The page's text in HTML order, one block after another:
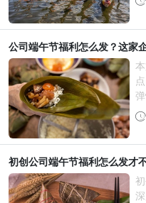
公司端午节福利怎么发？这家
初创公司端午节福利怎么发才